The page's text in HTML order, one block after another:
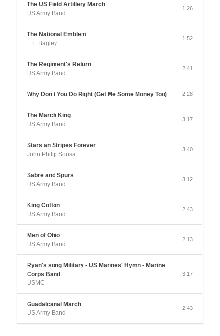
The US Field Artillery March
US Army Band
1:26
The National Emblem
E.F. Bagley
1:52
The Regiment's Return
US Army Band
2:41
Why Don t You Do Right (Get Me Some Money Too) 2:28
The March King
US Army Band
3:17
Stars an Stripes Forever
John Philip Sousa
3:40
Sabre and Spurs
US Army Band
3:12
King Cotton
US Army Band
2:43
Men of Ohio
US Army Band
2:13
Ryan's song Military - US Marines' Hymn - Marine
Corps Band
USMC
3:17
Guadalcanal March
US Army Band
2:43